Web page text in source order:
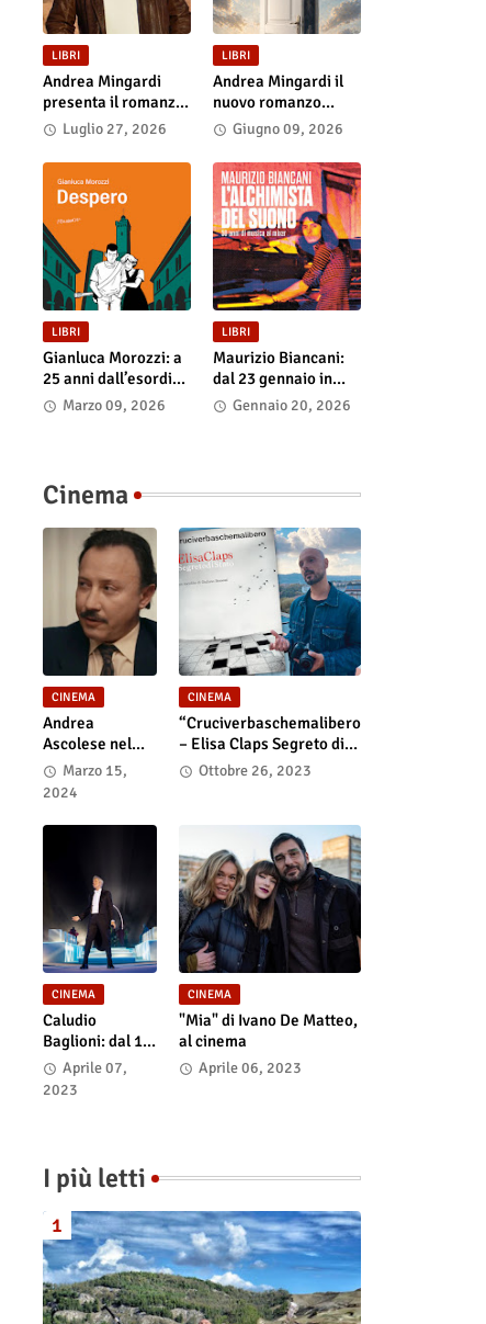
LIBRI
Andrea Mingardi
presenta il romanzo
“L'ultima porta” il 31
luglio alla Fiera di
San Lazzaro
Luglio 27, 2026
LIBRI
Andrea Mingardi il
nuovo romanzo
“L'ultima porta”,
disponibile in
libreria e negli store
digitali
Giugno 09, 2026
LIBRI
Gianluca Morozzi: a
25 anni dall’esordio
esce l’edizione
nei principali store
digitali
Marzo 09, 2026
LIBRI
Maurizio Biancani:
dal 23 gennaio in
libreria e negli store
Gennaio 20, 2026
Cinema
CINEMA
Andrea
Ascolese nel
cast di “Race
for Glory: Audi
cinema dal 14
Marzo 15,
2024
CINEMA
“Cruciverbaschemalibero
– Elisa Claps Segreto di
Stato”. Online il docu-film
Ottobre 26, 2023
CINEMA
Caludio
Baglioni: dal 15
al 17 maggio
arriva nelle sale
Claudio"
Aprile 07,
2023
CINEMA
"Mia" di Ivano De Matteo,
al cinema
Aprile 06, 2023
I più letti